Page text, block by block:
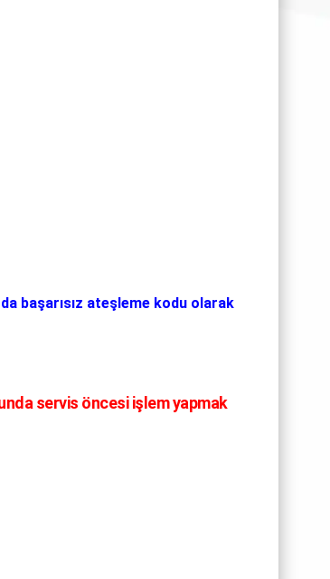
başarısız ateşleme kodu olarak
servis öncesi işlem yapmak